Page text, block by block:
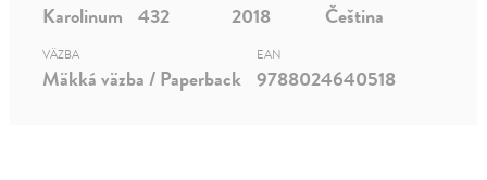
Karolinum 432 2018 Čeština
VÄZBA
Mäkká väzba / Paperback
EAN
9788024640518